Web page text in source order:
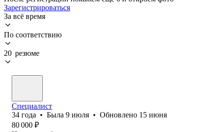
Зарегистрироваться
За всё время
По соответствию
20 резюме
Специалист
34 года • Была 9 июля • Обновлено 15 июня
80 000 ₽